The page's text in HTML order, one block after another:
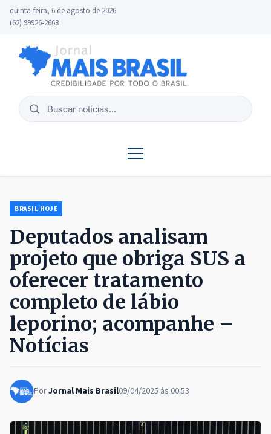
quinta-feira, 6 de agosto de 2026
(62) 99926-2668
Buscar
BRASIL HOJE
Deputados analisam
projeto que obriga SUS a
oferecer tratamento
completo de lábio
leporino; acompanhe –
Notícias
PorJornal Mais Brasil09/04/2025 às 00:53